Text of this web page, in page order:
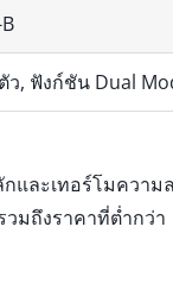
ว, ฟังก์ชัน Dual
และเทอร์โมคว
มถึงราคาที่ต่ำกว่า